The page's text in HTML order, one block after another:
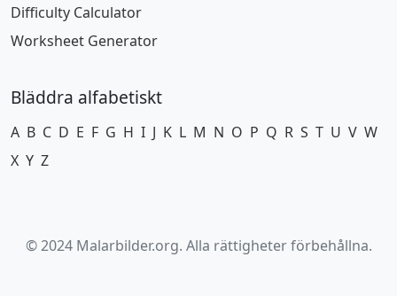
Difficulty Calculator
Worksheet Generator
Bläddra alfabetiskt
A B C D E F G H I J K L M N O P Q R S T U V W
X Y Z
© 2024 Malarbilder.org. Alla rättigheter förbehållna.